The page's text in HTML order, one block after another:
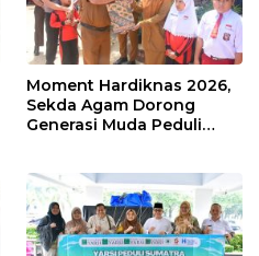
Moment Hardiknas 2026,
Sekda Agam Dorong
Generasi Muda Peduli